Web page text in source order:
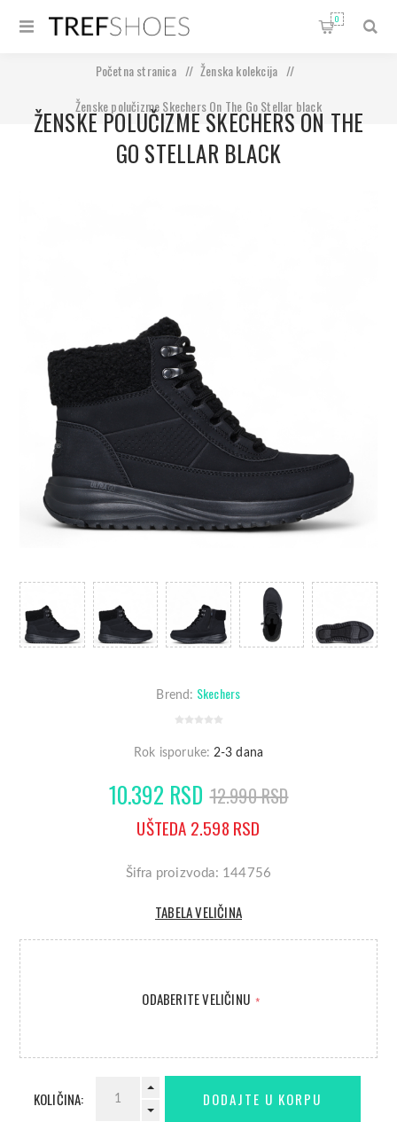
0
Početna stranica / Ženska kolekcija
/
Ženske polučizme Skechers On The Go Stellar black
ŽENSKE POLUČIZME SKECHERS ON THE
GO STELLAR BLACK
Brend: Skechers
Rok isporuke: 2-3 dana
10.392 RSD 12.990 RSD
UŠTEDA 2.598 RSD
Šifra proizvoda: 144756
TABELA VELIČINA
ODABERITE VELIČINU *
KOLIČINA: